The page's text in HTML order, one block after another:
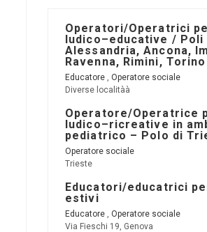
Operatori/Operatrici
ludico–educative / Poli
Alessandria, Ancona,
Ravenna, Rimini, Torino
Educatore , Operatore sociale
Diverse localitàà
Operatore/Operatrice
ludico–ricreative in
pediatrico – Polo di
Operatore sociale
Trieste
Educatori/educatrici
estivi
Educatore , Operatore sociale
Via Fieschi 19, Genova